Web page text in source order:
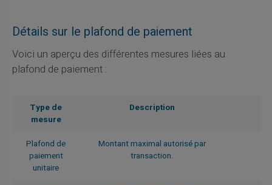
Détails sur le plafond de paiement
Voici un aperçu des différentes mesures liées au
plafond de paiement :
Type de
mesure
Description
Plafond de
paiement
unitaire
Montant maximal autorisé par
transaction.